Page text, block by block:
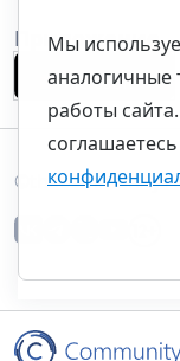
Приложение
Мы
аналогичные
работы